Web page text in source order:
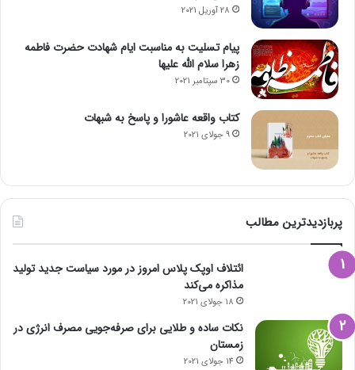
28 آوریل 2021
پیام تسلیت به مناسبت ایام شهادت حضرت فاطمه
زهرا سلام الله علیها
30 سپتامبر 2021
کتاب واقعه عاشورا و پاسخ به شبهات
9 جولای 2021
پربازدیدترین مطالب
ائتلاف اوپک پلاس امروز در مورد سیاست جدید تولید
مذاکره می‌کند
18 جولای 2021
نکات ساده و طلایی برای صرفه‌جویی مصرف انرژی در
زمستان
14 جولای 2021